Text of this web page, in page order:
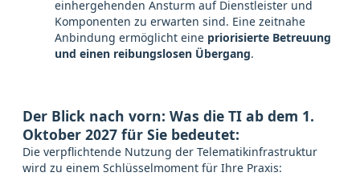
einhergehenden Ansturm auf Dienstleister und
Komponenten zu erwarten sind. Eine zeitnahe
Anbindung ermöglicht eine priorisierte Betreuung
und einen reibungslosen Übergang.
Der Blick nach vorn: Was die TI ab dem 1.
Oktober 2027 für Sie bedeutet:
Die verpflichtende Nutzung der Telematikinfrastruktur
wird zu einem Schlüsselmoment für Ihre Praxis: